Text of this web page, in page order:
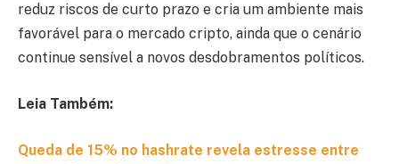
reduz riscos de curto prazo e cria um ambiente mais
favorável para o mercado cripto, ainda que o cenário
continue sensível a novos desdobramentos políticos.
Leia Também:
Queda de 15% no hashrate revela estresse entre